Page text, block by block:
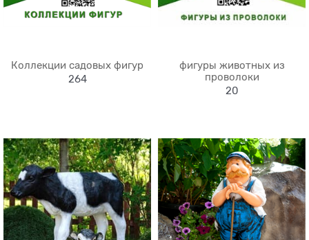
Коллекции садовых фигур
264
фигуры животных из
проволоки
20